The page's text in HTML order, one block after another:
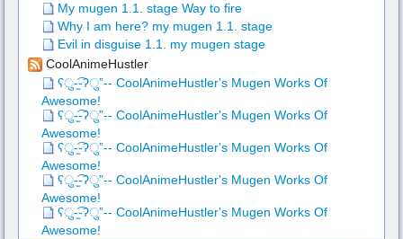
My mugen 1.1. stage Way to fire
Why I am here? my mugen 1.1. stage
Evil in disguise 1.1. my mugen stage
CoolAnimeHustler
ʕु-̫͡-ʔु”-- CoolAnimeHustler's Mugen Works Of
Awesome!
ʕु-̫͡-ʔु”-- CoolAnimeHustler's Mugen Works Of
Awesome!
ʕु-̫͡-ʔु”-- CoolAnimeHustler's Mugen Works Of
Awesome!
ʕु-̫͡-ʔु”-- CoolAnimeHustler's Mugen Works Of
Awesome!
ʕु-̫͡-ʔु”-- CoolAnimeHustler's Mugen Works Of
Awesome!